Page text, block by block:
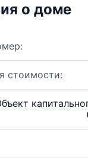
о доме
стоимости: